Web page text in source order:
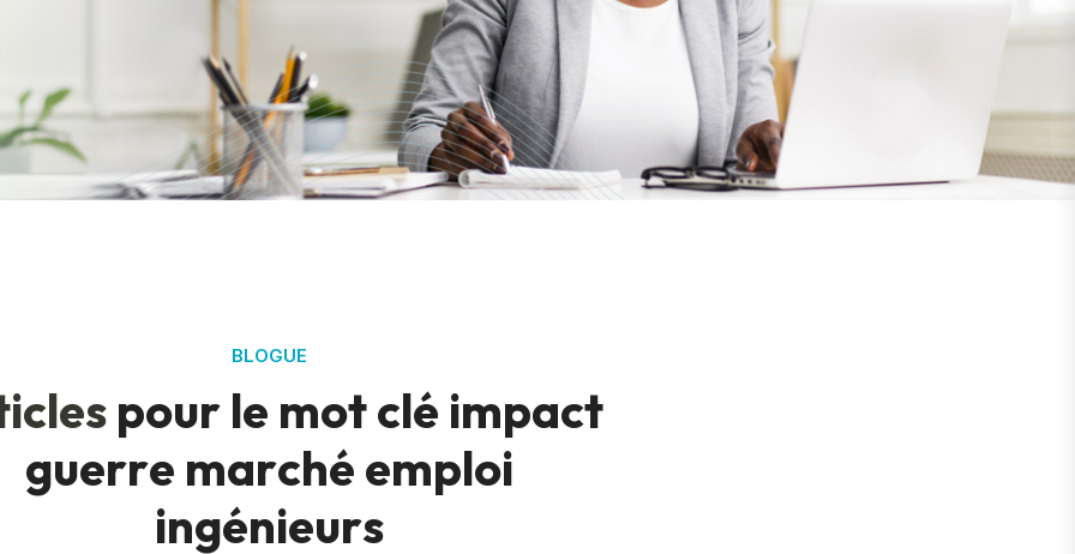
BLOGUE
icles pour le motclé impact
guerre marché emploi
ingénieurs